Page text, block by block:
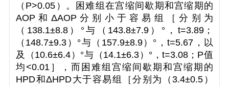
（ P>0.05）。困难组在宫缩间歇期和宫缩期的
AOP和ΔAOP分别小于容易组［分别为
（138.1±8.8）°与（143.8±7.9）°， t=3.89；
（148.7±9.3）°与（157.9±8.9）°，t=5.67，以
及（10.6±6.4）°与（14.1±6.3）°，t=3.08； P值
均<0.01］，而困难组宫缩间歇期和宫缩期的
HPD和ΔHPD大于容易组［分别为（3.4±0.5）